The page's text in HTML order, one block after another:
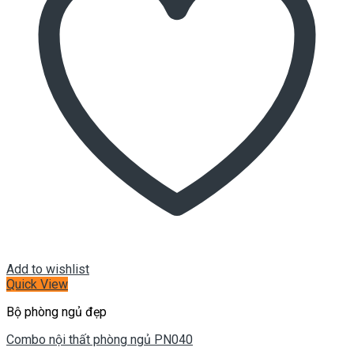
Add to wishlist
Quick View
Bộ phòng ngủ đẹp
Combo nội thất phòng ngủ PN040